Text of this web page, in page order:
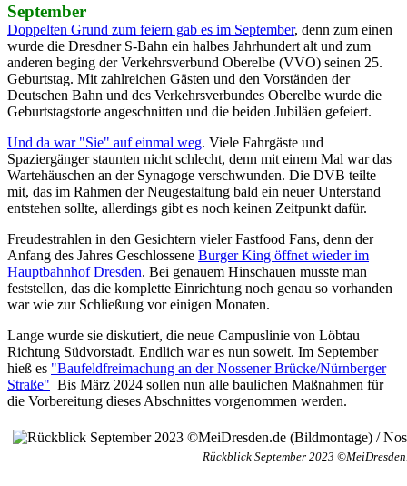
September
Doppelten Grund zum feiern gab es im September, denn zum einen
wurde die Dresdner S-Bahn ein halbes Jahrhundert alt und zum
anderen beging der Verkehrsverbund Oberelbe (VVO) seinen 25.
Geburtstag. Mit zahlreichen Gästen und den Vorständen der
Deutschen Bahn und des Verkehrsverbundes Oberelbe wurde die
Geburtstagstorte angeschnitten und die beiden Jubiläen gefeiert.
Und da war "Sie" auf einmal weg. Viele Fahrgäste und
Spaziergänger staunten nicht schlecht, denn mit einem Mal war das
Wartehäuschen an der Synagoge verschwunden. Die DVB teilte
mit, das im Rahmen der Neugestaltung bald ein neuer Unterstand
entstehen sollte, allerdings gibt es noch keinen Zeitpunkt dafür.
Freudestrahlen in den Gesichtern vieler Fastfood Fans, denn der
Anfang des Jahres Geschlossene Burger King öffnet wieder im
Hauptbahnhof Dresden. Bei genauem Hinschauen musste man
feststellen, das die komplette Einrichtung noch genau so vorhanden
war wie zur Schließung vor einigen Monaten.
Lange wurde sie diskutiert, die neue Campuslinie von Löbtau
Richtung Südvorstadt. Endlich war es nun soweit. Im September
hieß es "Baufeldfreimachung an der Nossener Brücke/Nürnberger
Straße" Bis März 2024 sollen nun alle baulichen Maßnahmen für
die Vorbereitung dieses Abschnittes vorgenommen werden.
Rückblick September 2023